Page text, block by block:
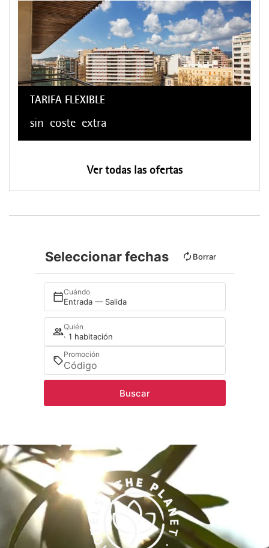
TARIFA FLEXIBLE
sin coste extra
Ver todas las ofertas
Seleccionar fechas Borrar
Cuándo
Entrada — Salida
Quién
· 1 habitación
Promoción
Buscar